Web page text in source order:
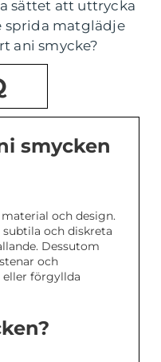
sättet att uttrycka
sprida matglädje
ani smycke?
smycken
och design.
subtila och diskreta
Dessutom
och
förgyllda